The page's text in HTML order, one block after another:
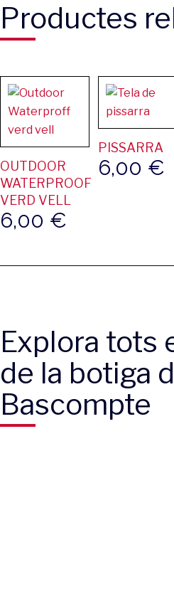
Productes
OUTDOOR
WATERPROOF
VERD VELL
6,00 €
PISSARRA
6,00 €
Explora tots
de la botiga
Bascompte